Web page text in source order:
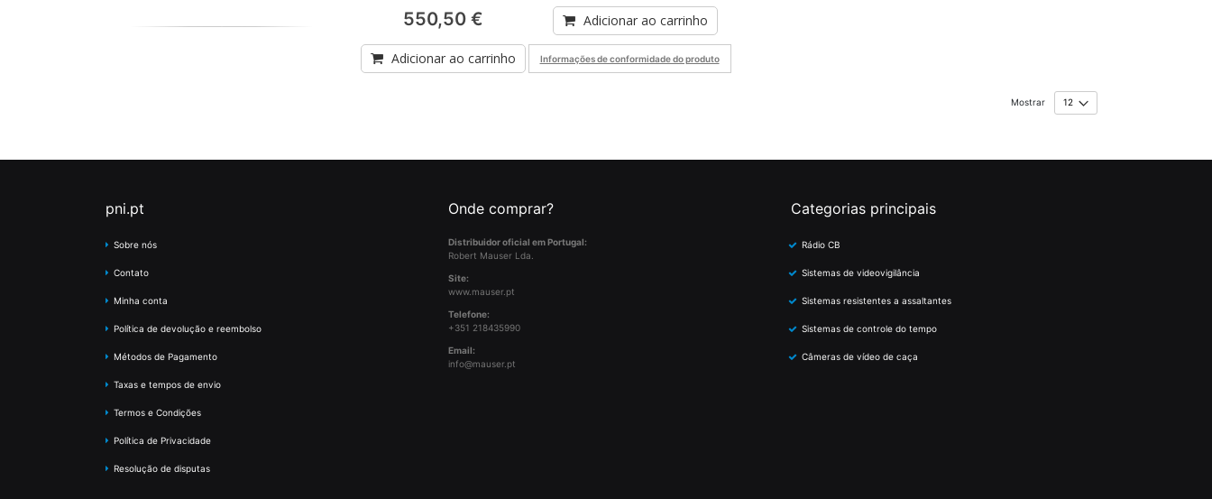
550,50 €
Adicionar ao carrinho Informações de conformidade do produto
Adicionar ao carrinho
Mostrar
pni.pt
Sobre nós
Contato
Minha conta
Política de devolução e reembolso
Métodos de Pagamento
Taxas e tempos de envio
Termos e Condições
Política de Privacidade
Resolução de disputas
Onde comprar?
Distribuidor oficial em Portugal:
Robert Mauser Lda.
Site:
www.mauser.pt
Telefone:
+351 218435990
Email:
info@mauser.pt
Categorias principais
Rádio CB
Sistemas de videovigilância
Sistemas resistentes a assaltantes
Sistemas de controle do tempo
Câmeras de vídeo de caça